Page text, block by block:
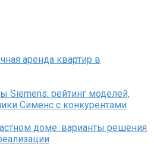
аренда квартир в
рейтинг моделей,
Сименс с конкурентами
доме: варианты решения